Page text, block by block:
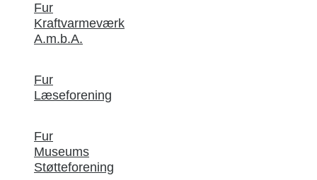
Fur
Kraftvarmeværk
A.m.b.A.
Fur
Læseforening
Fur
Museums
Støtteforening